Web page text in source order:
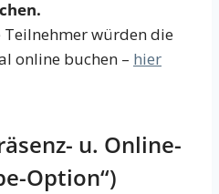
Teilnehmer würden die
online buchen – hier
u. Online-
Option“)